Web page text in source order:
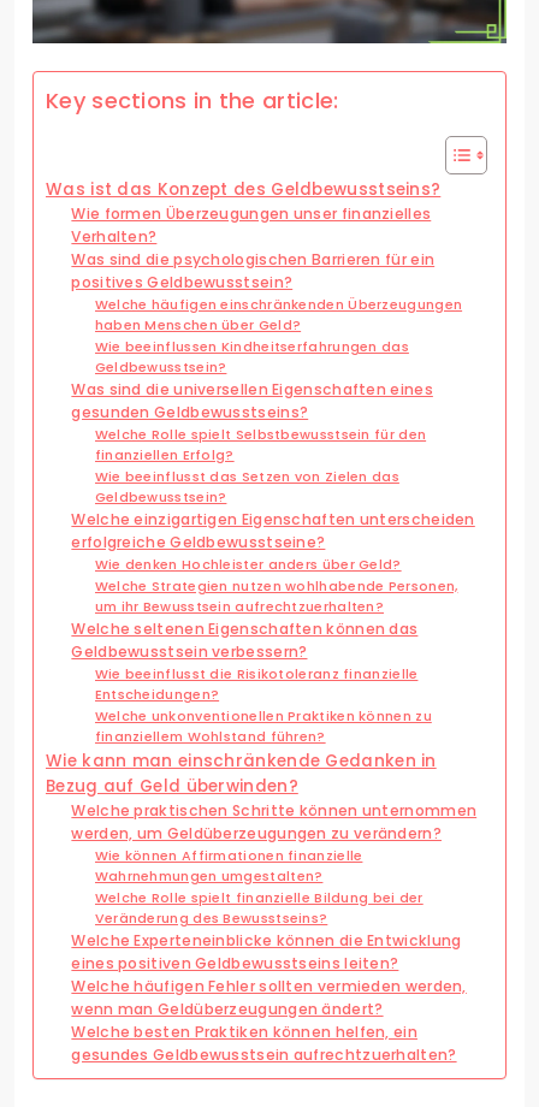
Key sections in the article:
Was ist das Konzept des Geldbewusstseins?
Wie formen Überzeugungen unser finanzielles
Verhalten?
Was sind die psychologischen Barrieren für ein
positives Geldbewusstsein?
Welche häufigen einschränkenden Überzeugungen
haben Menschen über Geld?
Wie beeinflussen Kindheitserfahrungen das
Geldbewusstsein?
Was sind die universellen Eigenschaften eines
gesunden Geldbewusstseins?
Welche Rolle spielt Selbstbewusstsein für den
finanziellen Erfolg?
Wie beeinflusst das Setzen von Zielen das
Geldbewusstsein?
Welche einzigartigen Eigenschaften unterscheiden
erfolgreiche Geldbewusstseine?
Wie denken Hochleister anders über Geld?
Welche Strategien nutzen wohlhabende Personen,
um ihr Bewusstsein aufrechtzuerhalten?
Welche seltenen Eigenschaften können das
Geldbewusstsein verbessern?
Wie beeinflusst die Risikotoleranz finanzielle
Entscheidungen?
Welche unkonventionellen Praktiken können zu
finanziellem Wohlstand führen?
Wie kann man einschränkende Gedanken in
Bezug auf Geld überwinden?
Welche praktischen Schritte können unternommen
werden, um Geldüberzeugungen zu verändern?
Wie können Affirmationen finanzielle
Wahrnehmungen umgestalten?
Welche Rolle spielt finanzielle Bildung bei der
Veränderung des Bewusstseins?
Welche Experteneinblicke können die Entwicklung
eines positiven Geldbewusstseins leiten?
Welche häufigen Fehler sollten vermieden werden,
wenn man Geldüberzeugungen ändert?
Welche besten Praktiken können helfen, ein
gesundes Geldbewusstsein aufrechtzuerhalten?